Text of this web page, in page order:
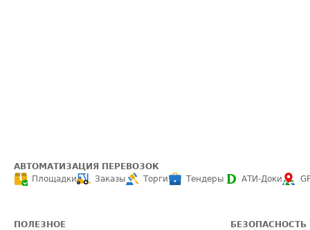
АВТОМАТИЗАЦИЯ ПЕРЕВОЗОК
Площадки
Заказы Торги Тендеры АТИ-Доки
ПОЛЕЗНОЕ БЕЗОПАСНОСТЬ